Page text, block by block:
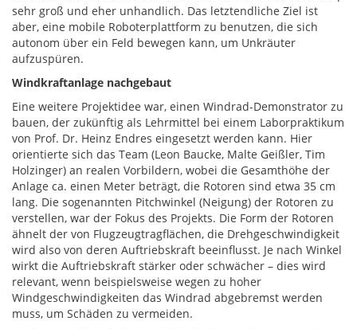
sehr groß und eher unhandlich. Das letztendliche Ziel ist
aber, eine mobile Roboterplattform zu benutzen, die sich
autonom über ein Feld bewegen kann, um Unkräuter
aufzuspüren.
Windkraftanlage nachgebaut
Eine weitere Projektidee war, einen Windrad-Demonstrator zu
bauen, der zukünftig als Lehrmittel bei einem Laborpraktikum
von Prof. Dr. Heinz Endres eingesetzt werden kann. Hier
orientierte sich das Team (Leon Baucke, Malte Geißler, Tim
Holzinger) an realen Vorbildern, wobei die Gesamthöhe der
Anlage ca. einen Meter beträgt, die Rotoren sind etwa 35 cm
lang. Die sogenannten Pitchwinkel (Neigung) der Rotoren zu
verstellen, war der Fokus des Projekts. Die Form der Rotoren
ähnelt der von Flugzeugtragflächen, die Drehgeschwindigkeit
wird also von deren Auftriebskraft beeinflusst. Je nach Winkel
wirkt die Auftriebskraft stärker oder schwächer – dies wird
relevant, wenn beispielsweise wegen zu hoher
Windgeschwindigkeiten das Windrad abgebremst werden
muss, um Schäden zu vermeiden.